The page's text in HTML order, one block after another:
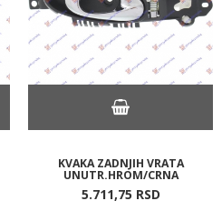
KVAKA ZADNJIH VRATA
UNUTR.HROM/CRNA
5.711,75 RSD